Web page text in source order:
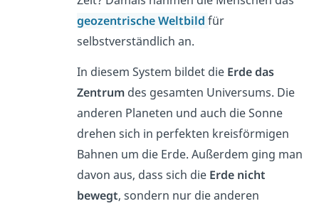
geozentrische Weltbild für
selbstverständlich an.
In diesem System bildet die Erde das
Zentrumdes gesamten Universums. Die
anderen Planeten und auch die Sonne
drehen sich in perfekten kreisförmigen
Bahnen um die Erde. Außerdem ging man
davon aus, dass sich die Erde nicht
bewegt, sondern nur die anderen